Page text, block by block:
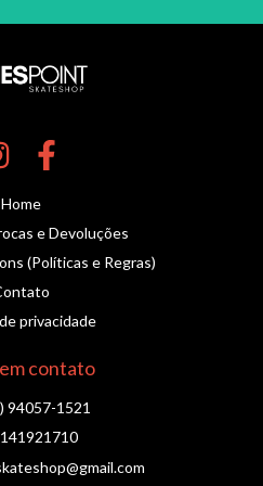
Home
e Devoluções
(Políticas e Regras)
privacidade
contato
94057-1521